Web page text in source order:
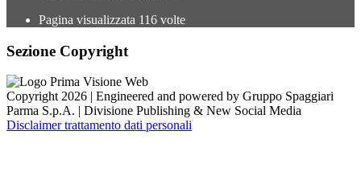
Pagina visualizzata 116 volte
Sezione Copyright
Copyright 2026 | Engineered and powered by Gruppo Spaggiari
Parma S.p.A. | Divisione Publishing & New Social Media
Disclaimer trattamento dati personali